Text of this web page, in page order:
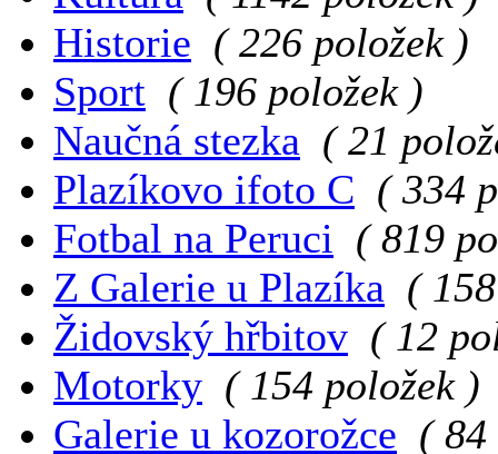
Historie ( 226 položek )
Sport ( 196 položek )
Naučná stezka ( 21
Plazíkovo ifoto C ( 334
Fotbal na Peruci ( 819
Z Galerie u Plazíka (
Židovský hřbitov ( 12
Motorky ( 154 položek )
Galerie u kozorožce ( 84